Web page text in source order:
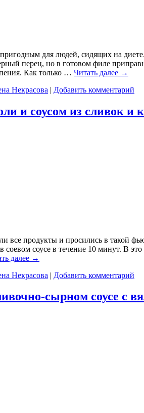
пригодным для людей, сидящих на
перец, но в готовом филе
Как только … Читать далее →
Некрасова | Добавить комментарий
и соусом из сливок и
все продукты и просились в такой
соусе в течение 10 минут. В
далее →
Некрасова | Добавить комментарий
сырном соусе с